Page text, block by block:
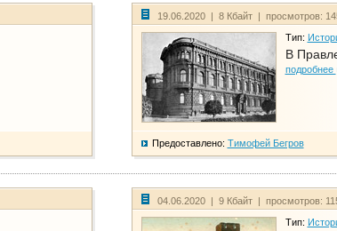
19.06.2020 | 8 Кбайт | просмотров:
Тип:
В
подробнее
Предоставлено: Тимофей Бегров
04.06.2020 | 9 Кбайт | просмотров:
Тип: